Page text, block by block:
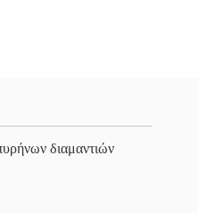
διαμαντιών